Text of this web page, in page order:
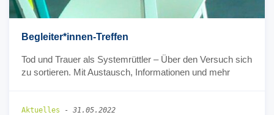
Begleiter*innen-Treffen
Tod und Trauer als Systemrüttler – Über den Versuch sich
zu sortieren. Mit Austausch, Informationen und mehr
Aktuelles - 31.05.2022